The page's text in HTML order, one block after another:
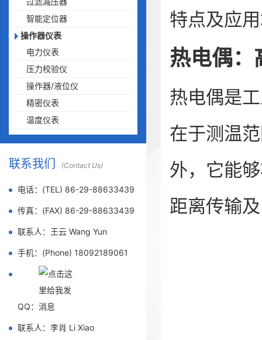
智能定位器
操作器仪表
电力仪表
压力校验仪
操作器/液位仪
精密仪表
温度仪表
联系我们 (Contact Us)
电话：(TEL) 86-29-88633439
传真：(FAX) 86-29-88633439
联系人：王云 Wang Yun
手机：(Phone) 18092189061
QQ：
联系人：李肖 Li Xiao
特点及应
热电偶：
热电偶是
在于测温
外，它能
距离传输